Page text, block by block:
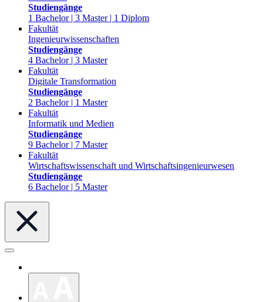
Studiengänge
1 Bachelor | 3 Master | 1 Diplom
Fakultät
Ingenieurwissenschaften
Studiengänge
4 Bachelor | 3 Master
Fakultät
Digitale Transformation
Studiengänge
2 Bachelor | 1 Master
Fakultät
Informatik und Medien
Studiengänge
9 Bachelor | 7 Master
Fakultät
Wirtschaftswissenschaft und Wirtschaftsingenieurwesen
Studiengänge
6 Bachelor | 5 Master